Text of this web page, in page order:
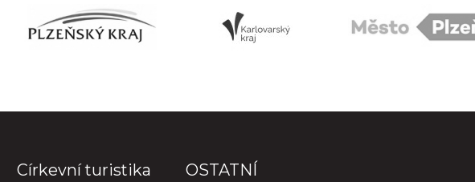
Církevní turistika OSTATNÍ